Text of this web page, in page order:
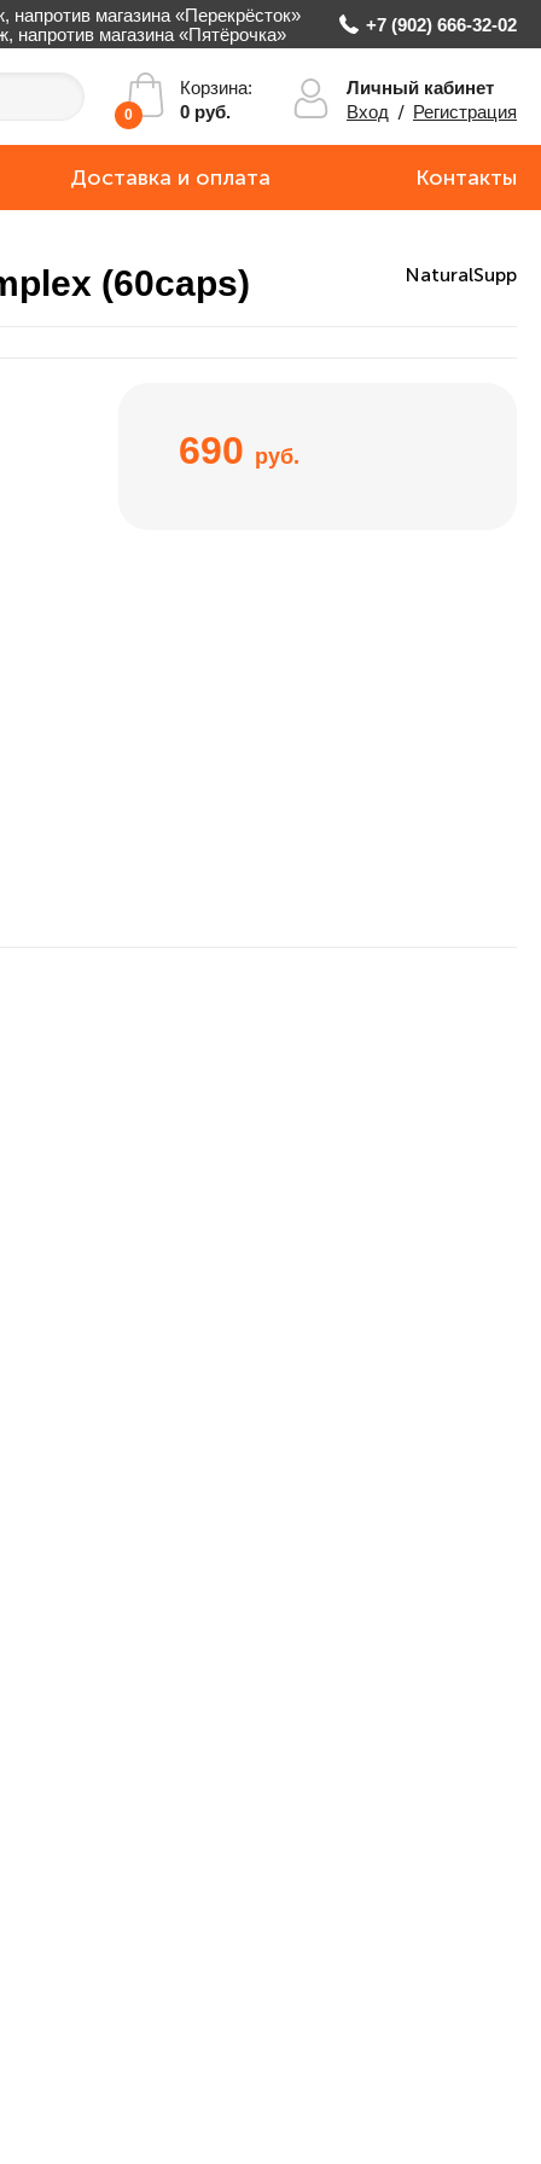
магазина «Перекрёсток»
напротив магазина «Пятёрочка»
+7 (902) 666-32-02
0
Корзина:
0 руб.
Личный кабинет
Вход / Регистрация
Доставка и оплата Контакты
(60caps) NaturalSupp
690 руб.